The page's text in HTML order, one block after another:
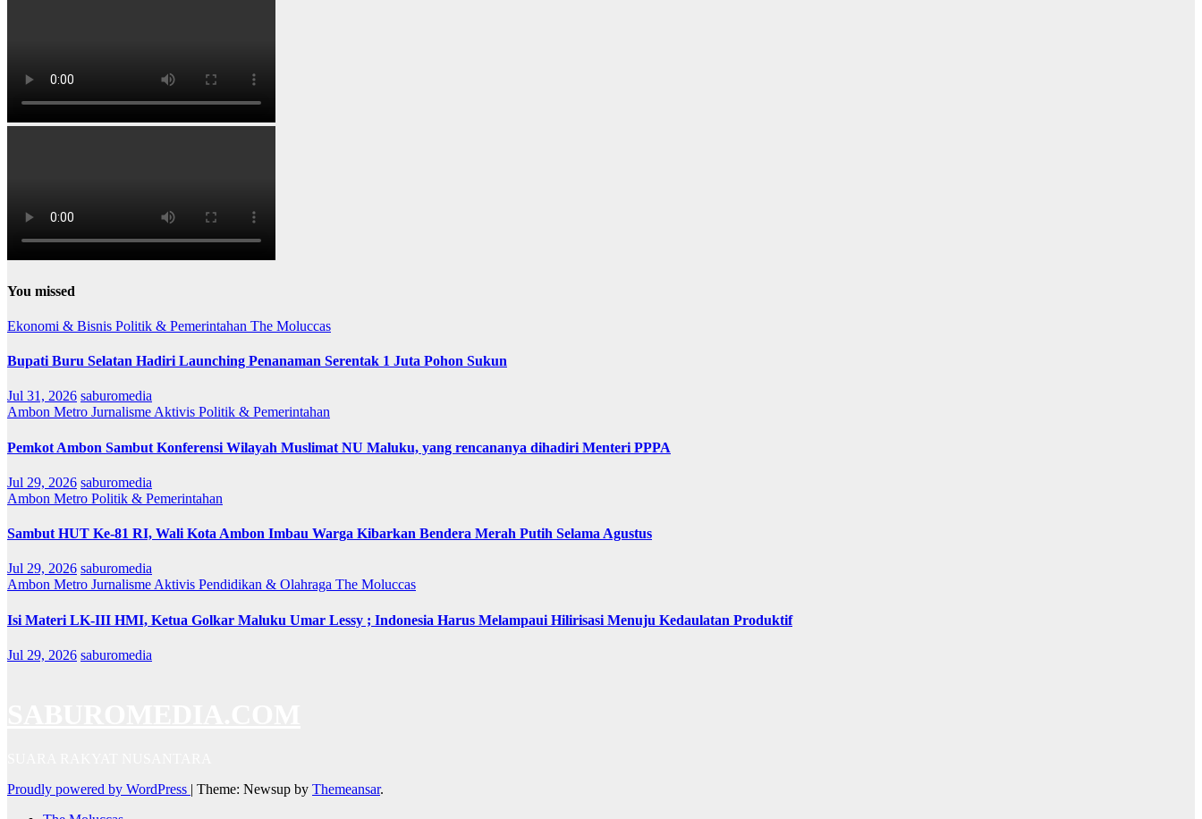
You missed
Ekonomi & Bisnis Politik & Pemerintahan The Moluccas
Bupati Buru Selatan Hadiri Launching Penanaman Serentak 1 Juta Pohon Sukun
Jul 31, 2026 saburomedia
Ambon Metro Jurnalisme Aktivis Politik & Pemerintahan
Pemkot Ambon Sambut Konferensi Wilayah Muslimat NU Maluku, yang rencananya dihadiri Menteri PPPA
Jul 29, 2026 saburomedia
Ambon Metro Politik & Pemerintahan
Sambut HUT Ke-81 RI, Wali Kota Ambon Imbau Warga Kibarkan Bendera Merah Putih Selama Agustus
Jul 29, 2026 saburomedia
Ambon Metro Jurnalisme Aktivis Pendidikan & Olahraga The Moluccas
Isi Materi LK-III HMI, Ketua Golkar Maluku Umar Lessy ; Indonesia Harus Melampaui Hilirisasi Menuju Kedaulatan Produktif
Jul 29, 2026 saburomedia
Proudly powered by WordPress | Theme: Newsup by Themeansar.